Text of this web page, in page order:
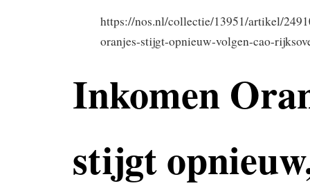
https://nos.nl/collectie/13951/artikel/
oranjes-stijgt-opnieuw-volgen-cao-
Inkomen
stijgt